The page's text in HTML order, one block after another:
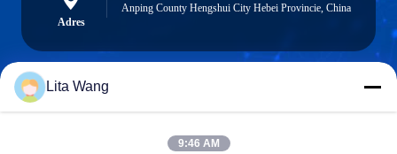
Adres
Anping County Hengshui City Hebei Provincie, China
lita@screenmeshnet.com
Lita Wang
9:46 AM